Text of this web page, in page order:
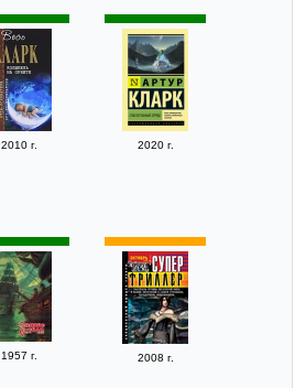
2010 г. 2020 г.
1957 г. 2008 г.